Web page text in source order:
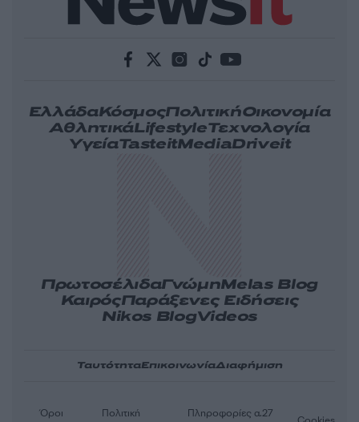
ΕλλάδαΚόσμοςΠολιτικήΟικονομία
ΑθλητικάLifestyleΤεχνολογία
ΥγείαTasteitMediaDriveit
ΠρωτοσέλιδαΓνώμηMelas Blog
ΚαιρόςΠαράξενες Ειδήσεις
Nikos BlogVideos
ΤαυτότηταΕπικοινωνίαΔιαφήμιση
Όροι
Πολιτική
Πληροφορίες α.27